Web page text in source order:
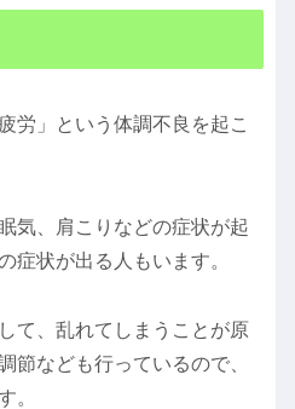
労」という体調不良を起こ
気、肩こりなどの症状が起
症状が出る人もいます。
て、乱れてしまうことが原
節なども行っているので、
。